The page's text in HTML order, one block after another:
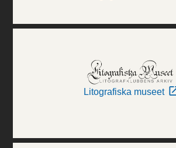
Litografiska museet